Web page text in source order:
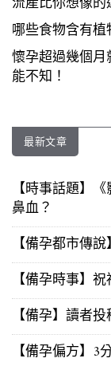
哪些食物含有
懷孕超過幾個
能不知！
最新文章
【時事話題】
鼻血？
【備孕都市傳
【備孕時事】
【備孕】讀者
【備孕偏方】